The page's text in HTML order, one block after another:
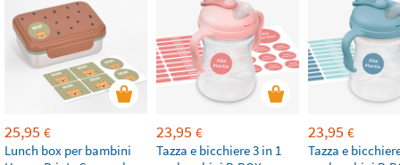
25,95 €
Lunch box per bambini
23,95 €
Tazza e bicchiere 3 in 1
23,95 €
Tazza e